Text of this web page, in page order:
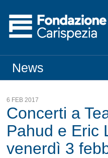
News
6 FEB 2017
Concerti a
Pahud e Eric
venerdì 3